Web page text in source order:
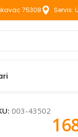
75308 Servis:
003-43502